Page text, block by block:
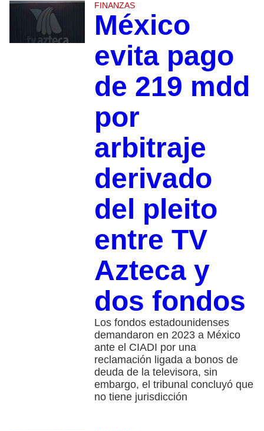
FINANZAS
México
evita pago
de 219 mdd
por
arbitraje
derivado
del pleito
entre TV
Azteca y
dos fondos
Los fondos estadounidenses
demandaron en 2023 a México
ante el CIADI por una
reclamación ligada a bonos de
deuda de la televisora, sin
embargo, el tribunal concluyó que
no tiene jurisdicción